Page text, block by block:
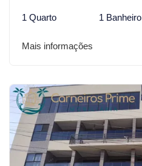
1 Quarto 1 Banheiro
Mais informações